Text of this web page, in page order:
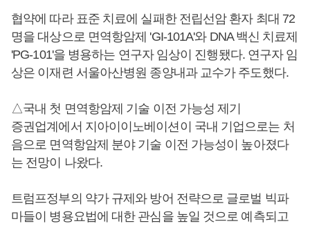
협약에 따라 표준 치료에 실패한 전립선암 환자 최대 72
명을 대상으로 면역항암제 'GI-101A'와 DNA 백신 치료제
'PG-101'을 병용하는 연구자 임상이 진행됐다. 연구자 임
상은 이재련 서울아산병원 종양내과 교수가 주도했다.
△국내 첫 면역항암제 기술 이전 가능성 제기
증권업계에서 지아이이노베이션이 국내 기업으로는 처
음으로 면역항암제 분야 기술 이전 가능성이 높아졌다
는 전망이 나왔다.
트럼프정부의 약가 규제와 방어 전략으로 글로벌 빅파
마들이 병용요법에 대한 관심을 높일 것으로 예측되고